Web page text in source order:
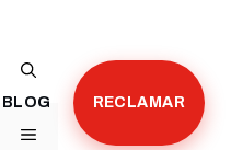
MENÚ
BLOG
RECLAMAR